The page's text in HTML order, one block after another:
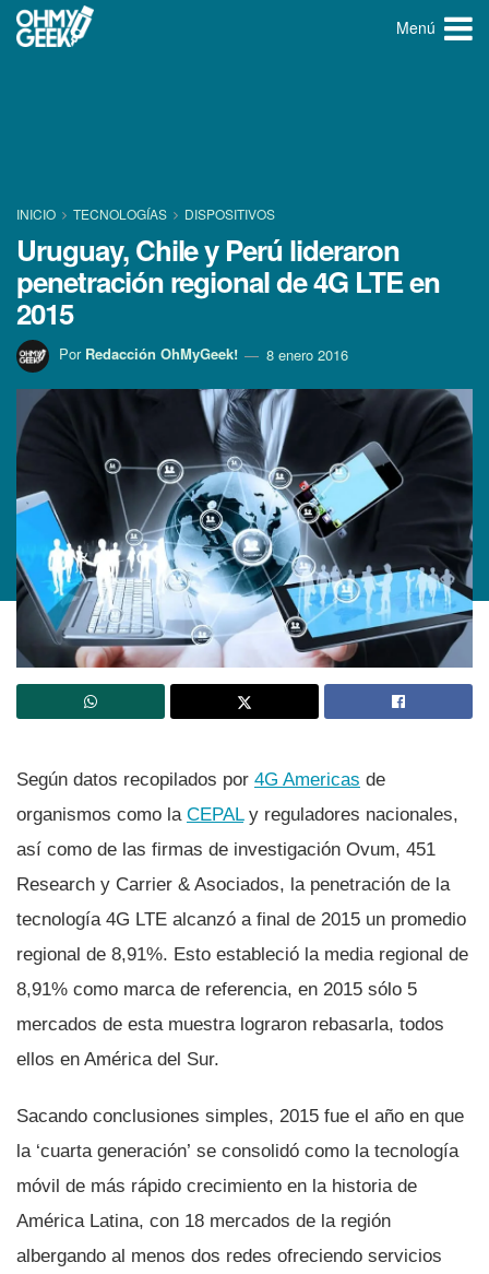
Menú
INICIO TECNOLOGÍ­AS DISPOSITIVOS
Uruguay, Chile y Perú lideraron
penetración regional de 4G LTE en
2015
Por Redacción OhMyGeek! 8 enero 2016
Según datos recopilados por 4G Americas de
organismos como la CEPALy reguladores nacionales,
así­ como de las firmas de investigación Ovum, 451
Research y Carrier & Asociados, la penetración de la
tecnologí­a 4G LTE alcanzó a final de 2015 un promedio
regional de 8,91%. Esto estableció la media regional de
8,91% como marca de referencia, en 2015 sólo 5
mercados de esta muestra lograron rebasarla, todos
ellos en América del Sur.
Sacando conclusiones simples, 2015 fue el año en que
la ‘cuarta generación’ se consolidó como la tecnologí­a
móvil de más rápido crecimiento en la historia de
América Latina, con 18 mercados de la región
albergando al menos dos redes ofreciendo servicios